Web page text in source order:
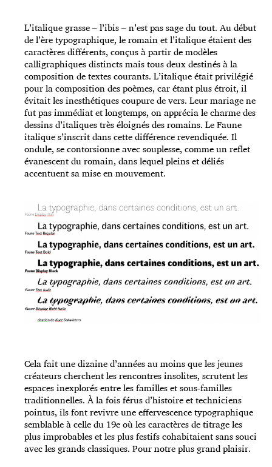
L’italique grasse – l’ibis – n’est pas sage du tout. Au début
de l’ère typographique, le romain et l’italique étaient des
caractères différents, conçus à partir de modèles
calligraphiques distincts mais tous deux destinés à la
composition de textes courants. L’italique était privilégié
pour la composition des poèmes, car étant plus étroit, il
évitait les inesthétiques coupure de vers. Leur mariage ne
fut pas immédiat et longtemps, on apprécia le charme des
dessins d’italiques très éloignés des romains. Le Faune
italique s’inscrit dans cette différence revendiquée. Il
ondule, se contorsionne avec souplesse, comme un reflet
évanescent du romain, dans lequel pleins et déliés
accentuent sa mise en mouvement.
Cela fait une dizaine d’années au moins que les jeunes
créateurs cherchent les rencontres insolites, scrutent les
espaces inexplorés entre les familles et sous-familles
traditionnelles. À la fois férus d’histoire et techniciens
pointus, ils font revivre une effervescence typographique
semblable à celle du 19e où les caractères de titrage les
plus improbables et les plus festifs cohabitaient sans souci
avec les grands classiques. Pour notre plus grand plaisir.